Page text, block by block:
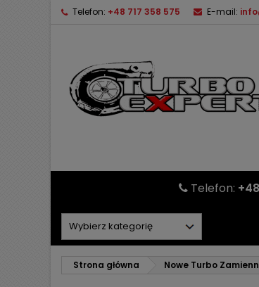
Telefon: +48 717 358 575 E-mail:
Telefon:
Strona główna Nowe Turbo